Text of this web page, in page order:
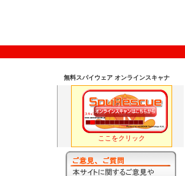
無料スパイウェア オンラインスキャナ
ここをクリック